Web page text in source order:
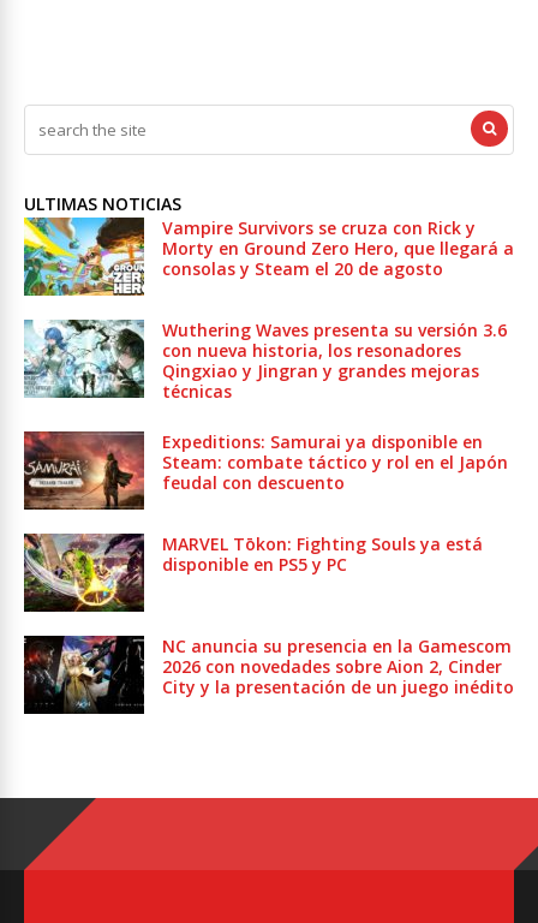
ULTIMAS NOTICIAS
Vampire Survivors se cruza con Rick y
Morty en Ground Zero Hero, que llegará a
consolas y Steam el 20 de agosto
Wuthering Waves presenta su versión 3.6
con nueva historia, los resonadores
Qingxiao y Jingran y grandes mejoras
técnicas
Expeditions: Samurai ya disponible en
Steam: combate táctico y rol en el Japón
feudal con descuento
MARVEL Tōkon: Fighting Souls ya está
disponible en PS5 y PC
NC anuncia su presencia en la Gamescom
2026 con novedades sobre Aion 2, Cinder
City y la presentación de un juego inédito